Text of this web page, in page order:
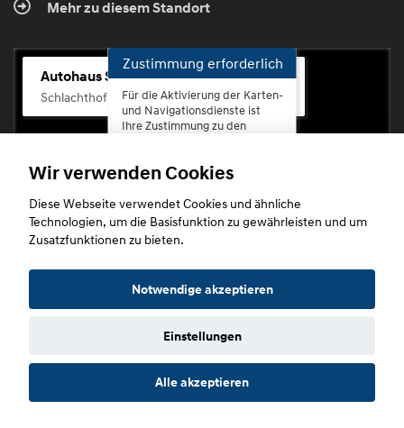
Mehr zu diesem Standort
Autohaus Scherhag
Schlachthofstr. 68, 56073 Koblenz-Rauental
Zustimmung erforderlich
Für die Aktivierung der Karten-
und Navigationsdienste ist
Ihre Zustimmung zu den
erforderlich.
Zustimmen
Copyright © 2026. Autohaus Scherhag
Datenschutz Impressum
Wir verwenden Cookies
Diese Webseite verwendet Cookies und ähnliche
Technologien, um die Basisfunktion zu gewährleisten und um
Zusatzfunktionen zu bieten.
Notwendige akzeptieren
Einstellungen
Alle akzeptieren